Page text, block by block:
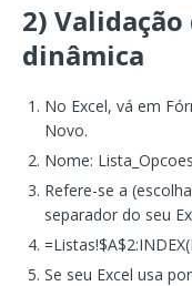
2)
dinâmica
No Excel, vá em
Novo.
Nome: Lista_Opcoes
Refere-se a
separador do seu
Se seu Excel usa